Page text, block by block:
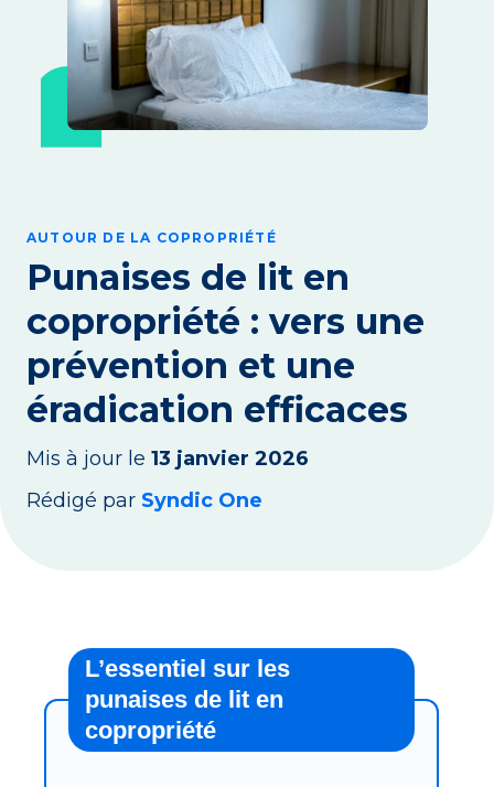
AUTOUR DE LA COPROPRIÉTÉ
Punaises de lit en
copropriété : vers une
prévention et une
éradication efficaces
Mis à jour le 13 janvier 2026
Rédigé par Syndic One
L’essentiel sur les
punaises de lit en
copropriété